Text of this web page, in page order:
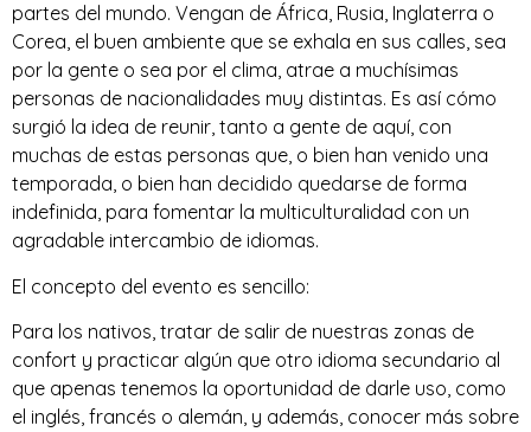
partes del mundo. Vengan de África, Rusia, Inglaterra o
Corea, el buen ambiente que se exhala en sus calles, sea
por la gente o sea por el clima, atrae a muchísimas
personas de nacionalidades muy distintas. Es así cómo
surgió la idea de reunir, tanto a gente de aquí, con
muchas de estas personas que, o bien han venido una
temporada, o bien han decidido quedarse de forma
indefinida, para fomentar la multiculturalidad con un
agradable intercambio de idiomas.
El concepto del evento es sencillo:
Para los nativos, tratar de salir de nuestras zonas de
confort y practicar algún que otro idioma secundario al
que apenas tenemos la oportunidad de darle uso, como
el inglés, francés o alemán, y además, conocer más sobre